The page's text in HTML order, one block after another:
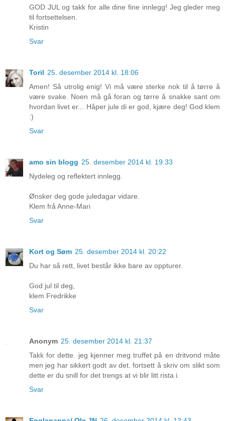
GOD JUL og takk for alle dine fine innlegg! Jeg gleder meg
til fortsettelsen.
Kristin
Svar
Toril 25. desember 2014 kl. 18:06
Amen! Så utrolig enig! Vi må være sterke nok til å tørre å
være svake. Noen må gå foran og tørre å snakke sant om
hvordan livet er... Håper jule di er god, kjære deg! God klem
:)
Svar
amo sin blogg 25. desember 2014 kl. 19:33
Nydeleg og reflektert innlegg.
Ønsker deg gode juledagar vidare.
Klem frå Anne-Mari
Svar
Kort og Søm 25. desember 2014 kl. 20:22
Du har så rett, livet består ikke bare av oppturer.
God jul til deg,
klem Fredrikke
Svar
Anonym 25. desember 2014 kl. 21:37
Takk for dette. jeg kjenner meg truffet på en dritvond måte
men jeg har sikkert godt av det. fortsett å skriv om slikt som
dette er du snill for det trengs at vi blir litt rista i.
Svar